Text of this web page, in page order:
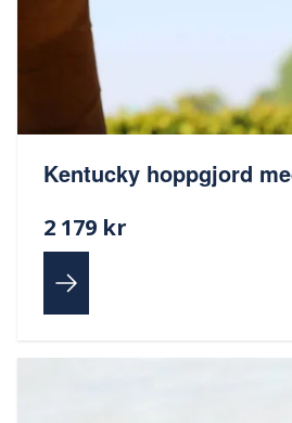
Kentucky hoppgjord
2 179 kr